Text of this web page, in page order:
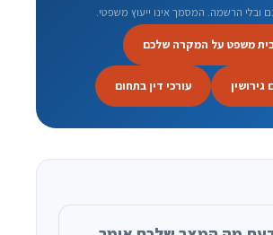
ובלי הרשמה. המסמך אינו ייעוץ משפטי.
בית משפט על המקרה שלכם
עורכי דין בתחום